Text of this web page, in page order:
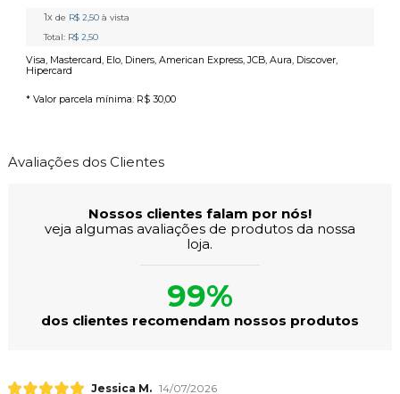
1x de R$ 2,50 à vista
Total: R$ 2,50
Visa, Mastercard, Elo, Diners, American Express, JCB, Aura, Discover,
Hipercard
* Valor parcela mínima: R$ 30,00
Avaliações dos Clientes
Nossos clientes falam por nós!
veja algumas avaliações de produtos da nossa
loja.
99%
dos clientes recomendam nossos produtos
Jessica M. 14/07/2026